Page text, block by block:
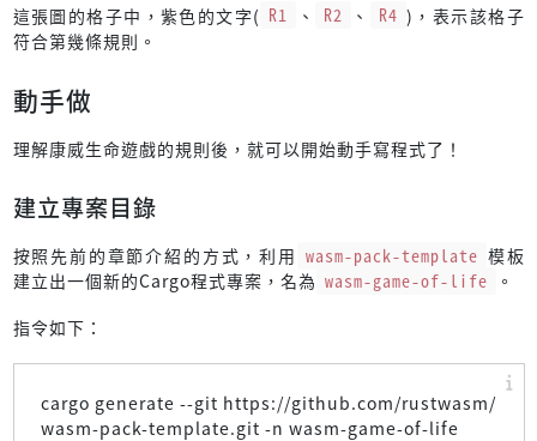
這張圖的格子中，紫色的文字( R1 、 R2 、 R4 )，表示該格子
符合第幾條規則。
動手做
理解康威生命遊戲的規則後，就可以開始動手寫程式了！
建立專案目錄
按照先前的章節介紹的方式，利用 wasm-pack-template 模板
建立出一個新的Cargo程式專案，名為 wasm-game-of-life
。
指令如下：
cargo generate --git https://github.com/rustwasm/
wasm-pack-template.git -n wasm-game-of-life